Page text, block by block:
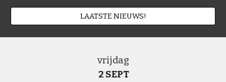
LAATSTE NIEUWS!
vrijdag
2 SEPT